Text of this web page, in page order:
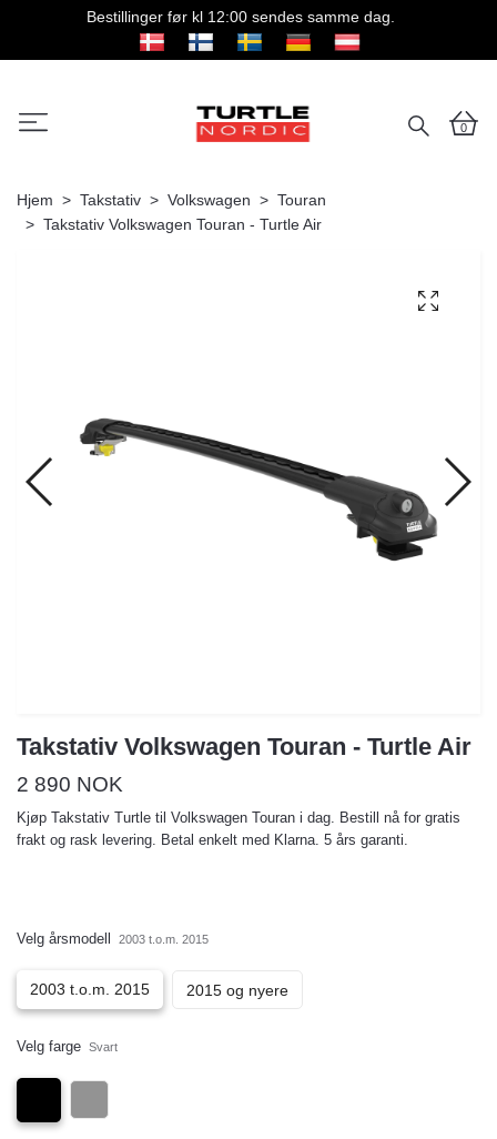
Bestillinger før kl 12:00 sendes samme dag.
0
Hjem Takstativ Volkswagen
Touran
Takstativ Volkswagen Touran - Turtle Air
Takstativ Volkswagen Touran - Turtle Air
2 890 NOK
Kjøp Takstativ Turtle til Volkswagen Touran i dag. Bestill nå for gratis
frakt og rask levering. Betal enkelt med Klarna. 5 års garanti.
Velg årsmodell 2003 t.o.m. 2015
2003 t.o.m. 2015 2015 og nyere
Velg farge Svart